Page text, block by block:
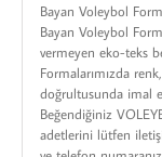
Bayan Voleybol
Bayan Voleybol
vermeyen eko-teks
Formalarımızda
doğrultusunda imal
Beğendiğiniz
adetlerini lütfen